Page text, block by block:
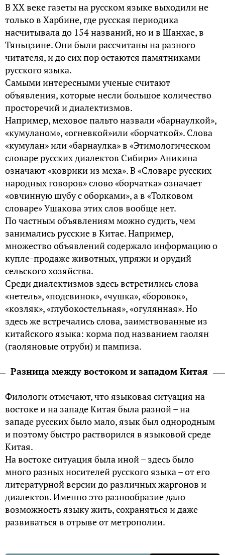
В XX веке газеты на русском языке выходили не
только в Харбине, где русская периодика
насчитывала до 154 названий, но и в Шанхае, в
Тяньцзине. Они были рассчитаны на разного
читателя, и до сих пор остаются памятниками
русского языка.
Самыми интересными ученые считают
объявления, которые несли большое количество
просторечий и диалектизмов.
Например, меховое пальто назвали «барнаулкой»,
«кумуланом», «огневкой»или «борчаткой». Слова
«кумулан» или «барнаулка» в «Этимологическом
словаре русских диалектов Сибири» Аникина
означают «коврики из меха». В «Словаре русских
народных говоров» слово «борчатка» означает
«овчинную шубу с оборками», а в «Толковом
словаре» Ушакова этих слов вообще нет.
По частным объявлениям можно судить, чем
занимались русские в Китае. Например,
множество объявлений содержало информацию о
купле-продаже животных, упряжи и орудий
сельского хозяйства.
Среди диалектизмов здесь встретились слова
«нетель», «подсвинок», «чушка», «боровок»,
«козляк», «глубокостельная», «огулянная». Но
здесь же встречались слова, заимствованные из
китайского языка: корма под названием гаолян
(гаоляновые отруби) и пампиза.
Разница между востоком и западом Китая
Филологи отмечают, что языковая ситуация на
востоке и на западе Китая была разной – на
западе русских было мало, язык был однородным
и поэтому быстро растворился в языковой среде
Китая.
На востоке ситуация была иной – здесь было
много разных носителей русского языка – от его
литературной версии до различных жаргонов и
диалектов. Именно это разнообразие дало
возможность языку жить, сохраняться и даже
развиваться в отрыве от метрополии.